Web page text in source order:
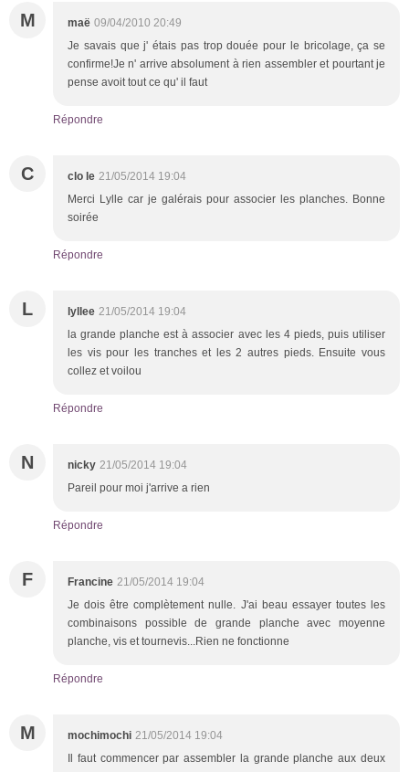
M maë 09/04/2010 20:49
Je savais que j' étais pas trop douée pour le bricolage, ça se
confirme!Je n' arrive absolument à rien assembler et pourtant je
pense avoit tout ce qu' il faut
Répondre
C clo le 21/05/2014 19:04
Merci Lylle car je galérais pour associer les planches. Bonne
soirée
Répondre
L lyllee 21/05/2014 19:04
la grande planche est à associer avec les 4 pieds, puis utiliser
les vis pour les tranches et les 2 autres pieds. Ensuite vous
collez et voilou
Répondre
N nicky 21/05/2014 19:04
Pareil pour moi j'arrive a rien
Répondre
F Francine 21/05/2014 19:04
Je dois être complètement nulle. J'ai beau essayer toutes les
combinaisons possible de grande planche avec moyenne
planche, vis et tournevis...Rien ne fonctionne
Répondre
M mochimochi 21/05/2014 19:04
Il faut commencer par assembler la grande planche aux deux